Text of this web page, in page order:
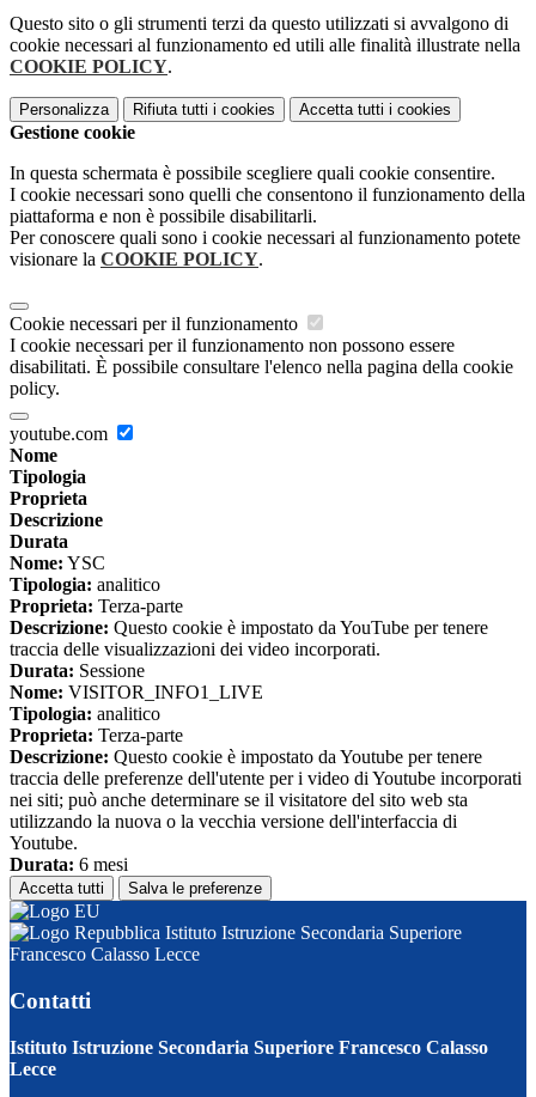
Questo sito o gli strumenti terzi da questo utilizzati si avvalgono di
cookie necessari al funzionamento ed utili alle finalità illustrate nella
COOKIE POLICY.
Personalizza Rifiuta tutti i cookies Accetta tutti i cookies
Gestione cookie
In questa schermata è possibile scegliere quali cookie consentire.
I cookie necessari sono quelli che consentono il funzionamento della
piattaforma e non è possibile disabilitarli.
Per conoscere quali sono i cookie necessari al funzionamento potete
visionare la COOKIE POLICY.
Cookie necessari per il funzionamento
I cookie necessari per il funzionamento non possono essere
disabilitati. È possibile consultare l'elenco nella pagina della cookie
policy.
youtube.com
Nome
Tipologia
Proprieta
Descrizione
Durata
Nome: YSC
Tipologia: analitico
Proprieta: Terza-parte
Descrizione: Questo cookie è impostato da YouTube per tenere
traccia delle visualizzazioni dei video incorporati.
Durata: Sessione
Nome: VISITOR_INFO1_LIVE
Tipologia: analitico
Proprieta: Terza-parte
Descrizione: Questo cookie è impostato da Youtube per tenere
traccia delle preferenze dell'utente per i video di Youtube incorporati
nei siti; può anche determinare se il visitatore del sito web sta
utilizzando la nuova o la vecchia versione dell'interfaccia di
Youtube.
Durata: 6 mesi
Accetta tutti Salva le preferenze
Istituto Istruzione Secondaria Superiore
Francesco Calasso Lecce
Contatti
Istituto Istruzione Secondaria Superiore Francesco Calasso
Lecce